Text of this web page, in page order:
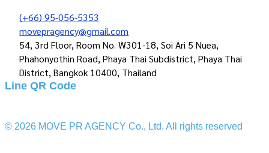
(+66) 95-056-5353
movepragency@gmail.com
54, 3rd Floor, Room No. W301-18, Soi Ari 5 Nuea,
Phahonyothin Road, Phaya Thai Subdistrict, Phaya Thai
District, Bangkok 10400, Thailand
Line QR Code
© 2026 MOVE PR AGENCY Co., Ltd. All rights reserved